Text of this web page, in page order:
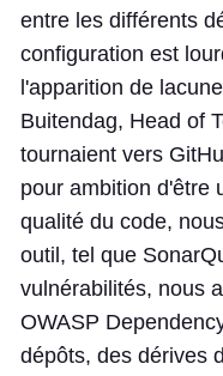
entre les différents
configuration est
l'apparition de
Buitendag, Head of
tournaient vers
pour ambition d'être
qualité du code,
outil, tel que
vulnérabilités, nous
OWASP
dépôts, des dérives